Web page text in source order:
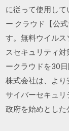
に従って使用し
ー クラウド【公
す。無料ウイル
スセキュリティ
ークラウドを30
株式会社は、より
サイバーセキュ
政府を始めとした